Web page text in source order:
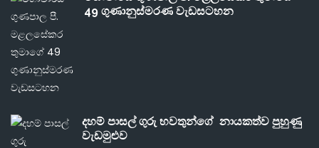
49 ගුණානුස්මරණ වැඩසටහන
දහම් පාසල් ගුරු භවතුන්ගේ නායකත්ව පුහුණු
වැඩමුළුව